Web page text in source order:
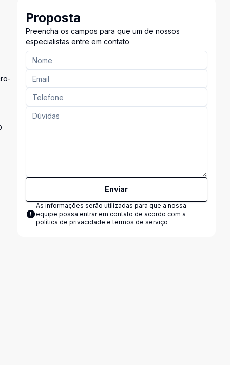
Proposta
Preencha os campos para que um de nossos
especialistas entre em contato
Enviar
As informações serão utilizadas para que a nossa
equipe possa entrar em contato de acordo com a
política de privacidade e termos de serviço